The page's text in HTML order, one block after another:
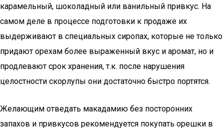
карамельный, шоколадный или ванильный привкус. На
самом деле в процессе подготовки к продаже их
выдерживают в специальных сиропах, которые не только
придают орехам более выраженный вкус и аромат, но и
продлевают срок хранения, т.к. после нарушения
целостности скорлупы они достаточно быстро портятся.
Желающим отведать макадамию без посторонних
запахов и привкусов рекомендуется покупать орешки в